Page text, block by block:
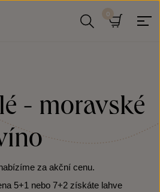
- moravské
za akční cenu.
5+1 nebo 7+2 získáte lahve